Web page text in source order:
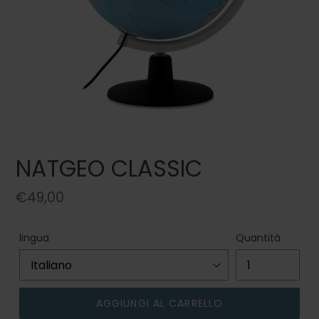
NATGEO CLASSIC
Prezzo
listino
€49,00
lingua Quantità
AGGIUNGI AL CARRELLO